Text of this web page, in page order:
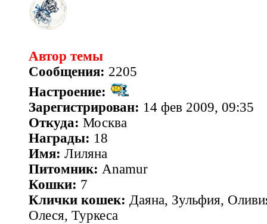
Автор темы
Сообщения: 2205
Настроение:
Зарегистрирован: 14 фев 2009, 09:35
Откуда: Москва
Награды: 18
Имя: Лиляна
Питомник: Anamur
Кошки: 7
Клички кошек: Даяна, Зульфия,
Олеся, Туркеса